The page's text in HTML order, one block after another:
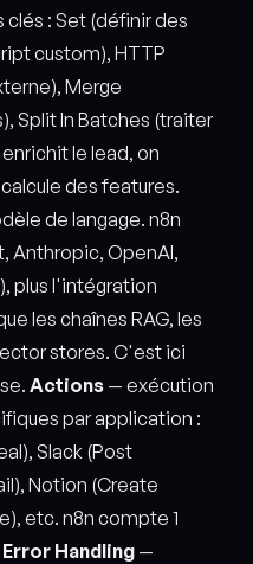
: Set (définir des
custom), HTTP
Merge
Split In Batches (traiter
le lead, on
des features.
de langage. n8n
Anthropic, OpenAI,
plus l'intégration
les chaînes RAG, les
stores. C'est ici
Actions — exécution
par application :
Slack (Post
Notion (Create
etc. n8n compte 1
Error Handling —